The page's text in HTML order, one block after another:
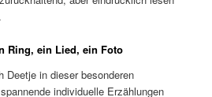
Ring, ein Lied, ein Foto
Deetje in dieser besonderen
individuelle Erzählungen